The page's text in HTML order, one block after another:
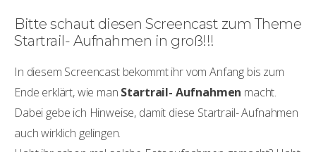
Bitte schaut diesen Screencast zum Theme
Startrail- Aufnahmen in groß!!!
In diesem Screencast bekommt ihr vom Anfang bis zum
Ende erklärt, wie man Startrail- Aufnahmen macht.
Dabei gebe ich Hinweise, damit diese Startrail- Aufnahmen
auch wirklich gelingen.